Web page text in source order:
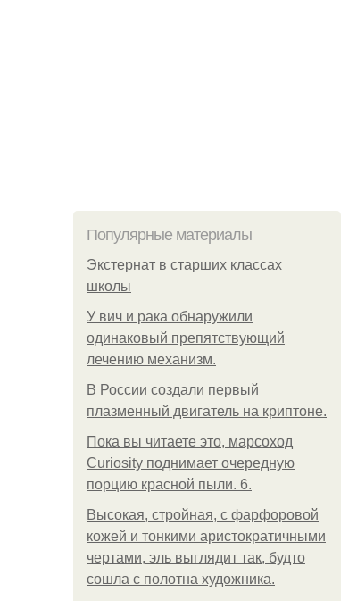
Популярные материалы
Экстернат в старших классах
школы
У вич и рака обнаружили
одинаковый препятствующий
лечению механизм.
В России создали первый
плазменный двигатель на криптоне.
Пока вы читаете это, марсоход
Curiosity поднимает очередную
порцию красной пыли. 6.
Высокая, стройная, с фарфоровой
кожей и тонкими аристократичными
чертами, эль выглядит так, будто
сошла с полотна художника.